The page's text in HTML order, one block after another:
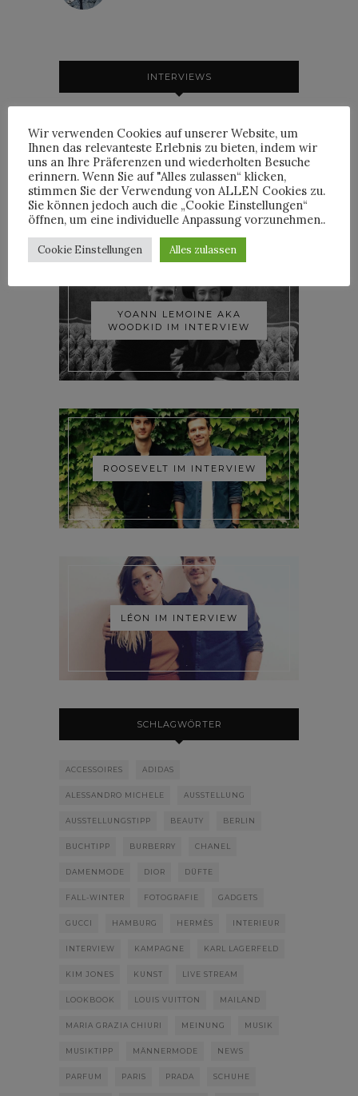
INTERVIEWS
TRIXIE MATTEL IM
INTERVIEW
YOANN LEMOINE AKA
WOODKID IM INTERVIEW
ROOSEVELT IM INTERVIEW
LÉON IM INTERVIEW
SCHLAGWÖRTER
ACCESSOIRES ADIDAS
ALESSANDRO MICHELE AUSSTELLUNG
AUSSTELLUNGSTIPP BEAUTY BERLIN
BUCHTIPP BURBERRY CHANEL
DAMENMODE DIOR DÜFTE
FALL-WINTER FOTOGRAFIE GADGETS
GUCCI HAMBURG HERMÈS INTERIEUR
INTERVIEW KAMPAGNE KARL LAGERFELD
KIM JONES KUNST LIVE STREAM
LOOKBOOK LOUIS VUITTON MAILAND
MARIA GRAZIA CHIURI MEINUNG MUSIK
MUSIKTIPP MÄNNERMODE NEWS
PARFUM PARIS PRADA SCHUHE
Wir verwenden Cookies auf unserer Website, um
Ihnen das relevanteste Erlebnis zu bieten, indem wir
uns an Ihre Präferenzen und wiederholten Besuche
erinnern. Wenn Sie auf "Alles zulassen“ klicken,
stimmen Sie der Verwendung von ALLEN Cookies zu.
Sie können jedoch auch die „Cookie Einstellungen“
öffnen, um eine individuelle Anpassung vorzunehmen..
Cookie Einstellungen Alles zulassen